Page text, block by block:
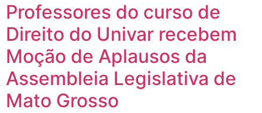
Professores do curso de
Direito do Univar recebem
Moção de Aplausos da
Assembleia Legislativa de
Mato Grosso